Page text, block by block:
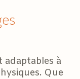
adaptables à
Que